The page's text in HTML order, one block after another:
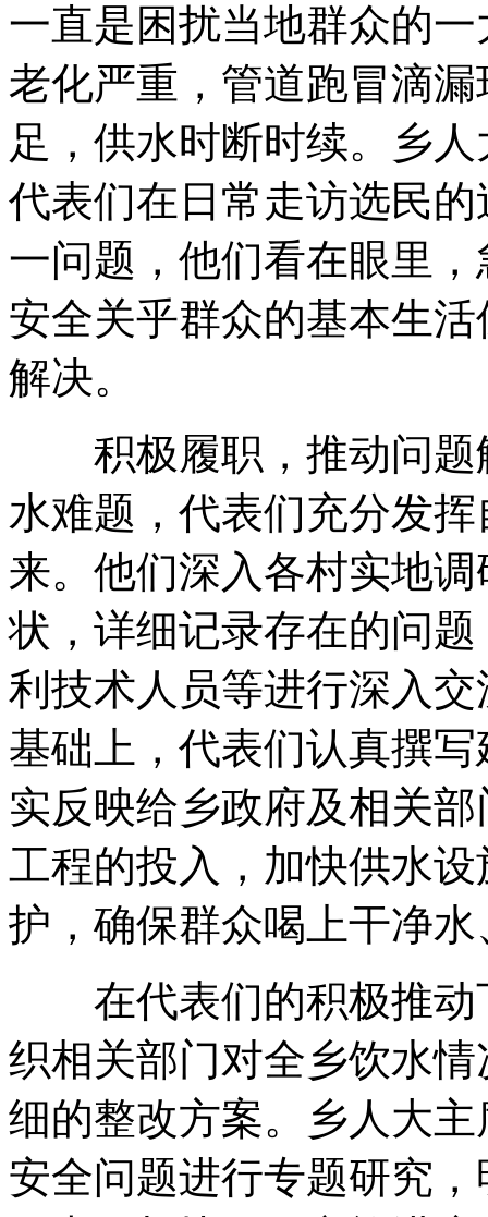
一直是困扰当地群众的
老化严重，管道跑冒滴
足，供水时断时续。乡
代表们在日常走访选民
一问题，他们看在眼里
安全关乎群众的基本生
解决。
积极履职，推动问题
水难题，代表们充分发
来。他们深入各村实地
状，详细记录存在的问
利技术人员等进行深入
基础上，代表们认真撰
实反映给乡政府及相关
工程的投入，加快供水
护，确保群众喝上干净
在代表们的积极推动
织相关部门对全乡饮水
细的整改方案。乡人大
安全问题进行专题研究